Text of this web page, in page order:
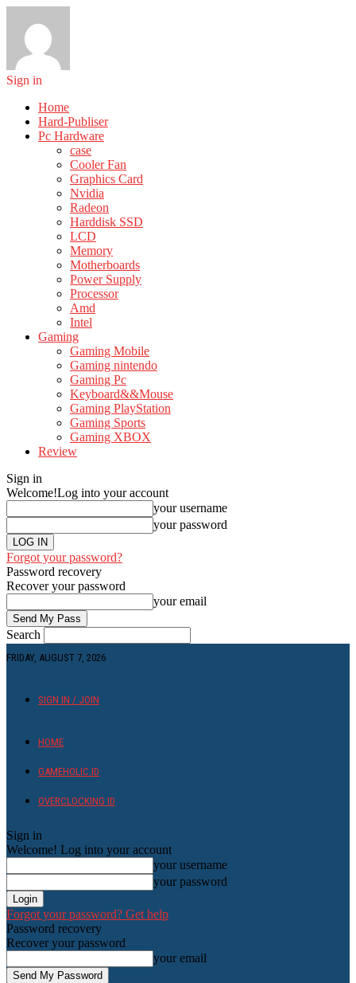
Sign in
Home
Hard-Publiser
Pc Hardware
case
Cooler Fan
Graphics Card
Nvidia
Radeon
Harddisk SSD
LCD
Memory
Motherboards
Power Supply
Processor
Amd
Intel
Gaming
Gaming Mobile
Gaming nintendo
Gaming Pc
Keyboard&&Mouse
Gaming PlayStation
Gaming Sports
Gaming XBOX
Review
Sign in
Welcome!Log into your account
your username
your password
Forgot your password?
Password recovery
Recover your password
your email
Search
FRIDAY, AUGUST 7, 2026
SIGN IN / JOIN
HOME
GAMEHOLIC.ID
OVERCLOCKING ID
Sign in
Welcome! Log into your account
your username
your password
Forgot your password? Get help
Password recovery
Recover your password
your email